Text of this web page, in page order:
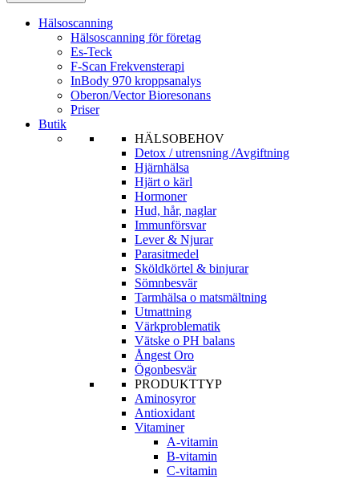
Hälsoscanning
Hälsoscanning för företag
Es-Teck
F-Scan Frekvensterapi
InBody 970 kroppsanalys
Oberon/Vector Bioresonans
Priser
Butik
HÄLSOBEHOV
Detox / utrensning /Avgiftning
Hjärnhälsa
Hjärt o kärl
Hormoner
Hud, hår, naglar
Immunförsvar
Lever & Njurar
Parasitmedel
Sköldkörtel & binjurar
Sömnbesvär
Tarmhälsa o matsmältning
Utmattning
Värkproblematik
Vätske o PH balans
Ångest Oro
Ögonbesvär
PRODUKTTYP
Aminosyror
Antioxidant
Vitaminer
A-vitamin
B-vitamin
C-vitamin